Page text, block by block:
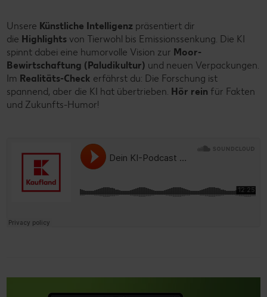
Unsere Künstliche Intelligenz präsentiert dir
die Highlights von Tierwohl bis Emissionssenkung. Die KI
spinnt dabei eine humorvolle Vision zur Moor-
Bewirtschaftung (Paludikultur) und neuen Verpackungen.
Im Realitäts-Check erfährst du: Die Forschung ist
spannend, aber die KI hat übertrieben. Hör rein für Fakten
und Zukunfts-Humor!